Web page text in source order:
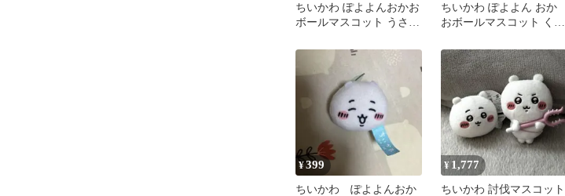
ちいかわ ぽよよんおかお
ボールマスコット うさ
ちいかわ ぽよよん おか
おボールマスコット くり
いぐるみ
¥399
ちいかわ ぽよよんおか
¥1,777
ちいかわ 討伐マスコット